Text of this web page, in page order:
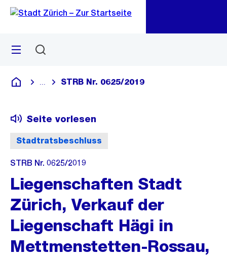
Navigation
Sprunglink
Menü
Deutsch
Blende alle Breadcrumbs ein
STRB Nr. 0625/2019
Stadtratsbeschluss
Seite vorlesen
STRB Nr. 0625/2019
Liegenschaften Stadt
Zürich, Verkauf der
Liegenschaft Hägi in
Mettmenstetten-Rossau,